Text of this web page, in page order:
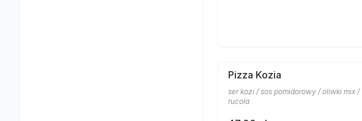
Pizza Kozia
ser kozi / sos pomidorowy / oliwki mix /
rucola